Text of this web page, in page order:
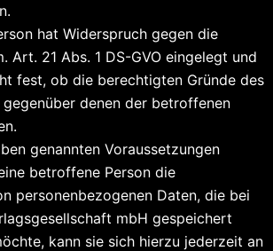
hat Widerspruch gegen die
Art. 21 Abs. 1 DS-GVO eingelegt und
fest, ob die berechtigten Gründe des
denen der betroffenen
genannten Voraussetzungen
betroffene Person die
personenbezogenen Daten, die bei
mbH gespeichert
kann sie sich hierzu jederzeit an